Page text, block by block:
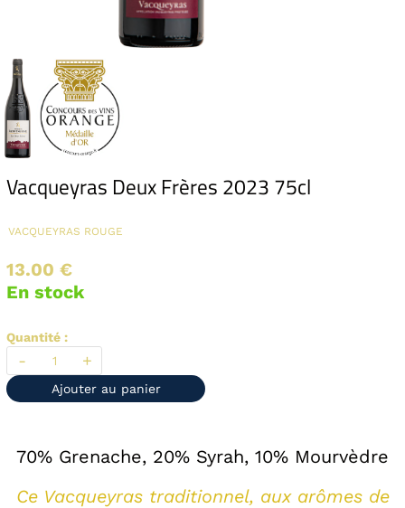
Vacqueyras Deux Frères 2023 75cl
VACQUEYRAS ROUGE
13.00 €
En stock
Quantité :
- +
Ajouter au panier
70% Grenache, 20% Syrah, 10% Mourvèdre
Ce Vacqueyras traditionnel, aux arômes de